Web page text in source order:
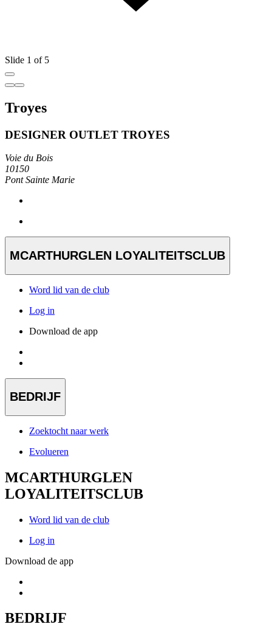
Slide 1 of 5
Troyes
DESIGNER OUTLET TROYES
Voie du Bois
10150
Pont Sainte Marie
MCARTHURGLEN LOYALITEITSCLUB
Word lid van de club
Log in
Download de app
BEDRIJF
Zoektocht naar werk
Evolueren
MCARTHURGLEN
LOYALITEITSCLUB
Word lid van de club
Log in
Download de app
BEDRIJF